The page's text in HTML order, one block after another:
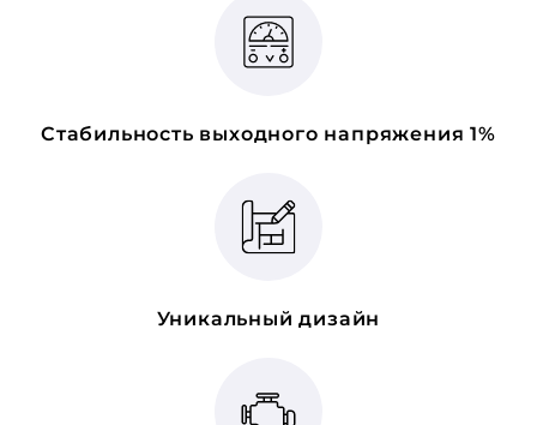
Стабильность выходного напряжения 1%
Уникальный дизайн